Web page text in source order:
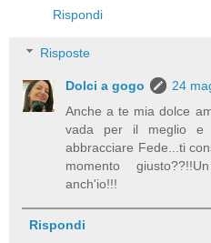
Rispondi
Risposte
Dolci a gogo
24
Anche a te mia dolce
vada per il meglio e
abbracciare Fede...ti
momento
anch'io!!!
Rispondi